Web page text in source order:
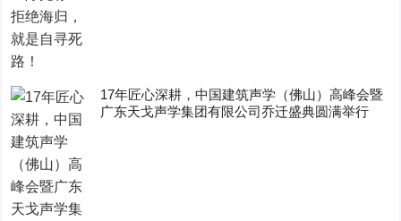
17年匠心深耕，中国建筑声学（佛山）高峰会暨
广东天戈声学集团有限公司乔迁盛典圆满举行